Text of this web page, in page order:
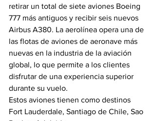
retirar un total de siete aviones Boeing
777 más antiguos y recibir seis nuevos
Airbus A380. La aerolínea opera una de
las flotas de aviones de aeronave más
nuevas en la industria de la aviación
global, lo que permite a los clientes
disfrutar de una experiencia superior
durante su vuelo.
Estos aviones tienen como destinos
Fort Lauderdale, Santiago de Chile, Sao